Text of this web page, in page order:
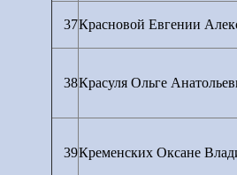
37Красновой Евгении
38Красуля Ольге
39Кременских Оксане